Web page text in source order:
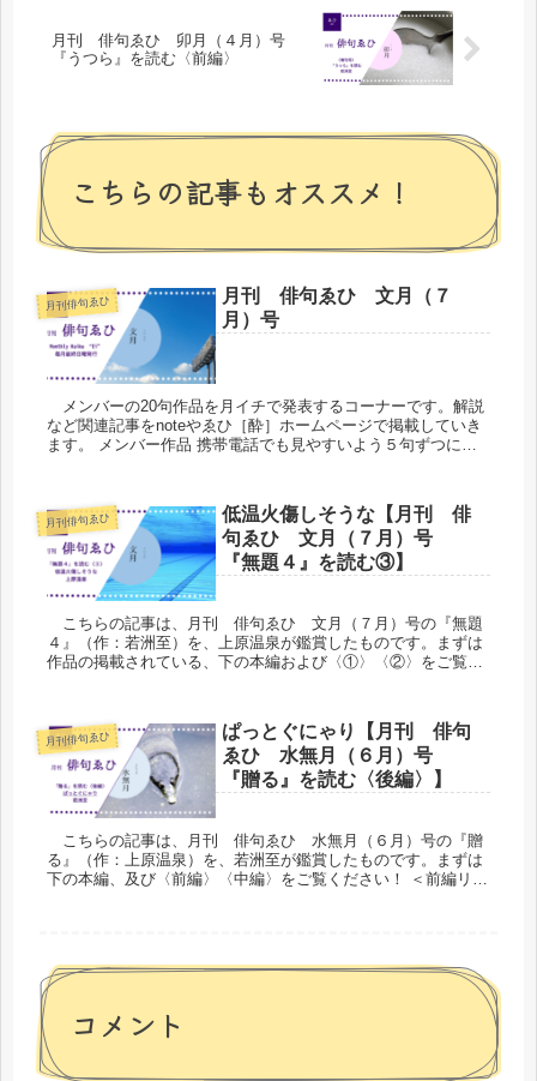
月刊 俳句ゑひ 卯月（４月）号
『うつら』を読む〈前編〉
こちらの記事もオススメ！
月刊俳句ゑひ
月刊 俳句ゑひ 文月（７
月）号
メンバーの20句作品を月イチで発表するコーナーです。解説
など関連記事をnoteやゑひ［酔］ホームページで掲載していき
ます。 メンバー作品 携帯電話でも見やすいよう５句ずつに分
月刊俳句ゑひ
低温火傷しそうな【月刊 俳
句ゑひ 文月（７月）号
『無題４』を読む③】
こちらの記事は、月刊 俳句ゑひ 文月（７月）号の『無題
４』（作：若洲至）を、上原温泉が鑑賞したものです。まずは
作品の掲載されている、下の本編および〈①〉〈②〉をご覧く
月刊俳句ゑひ
ぱっとぐにゃり【月刊 俳句
ゑひ 水無月（６月）号
『贈る』を読む〈後編〉】
こちらの記事は、月刊 俳句ゑひ 水無月（６月）号の『贈
る』（作：上原温泉）を、若洲至が鑑賞したものです。まずは
下の本編、及び〈前編〉〈中編〉をご覧ください！ ＜前編リン
コメント